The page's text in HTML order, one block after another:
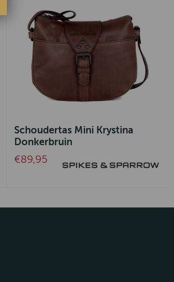
Schoudertas Mini Krystina
Donkerbruin
€89,95